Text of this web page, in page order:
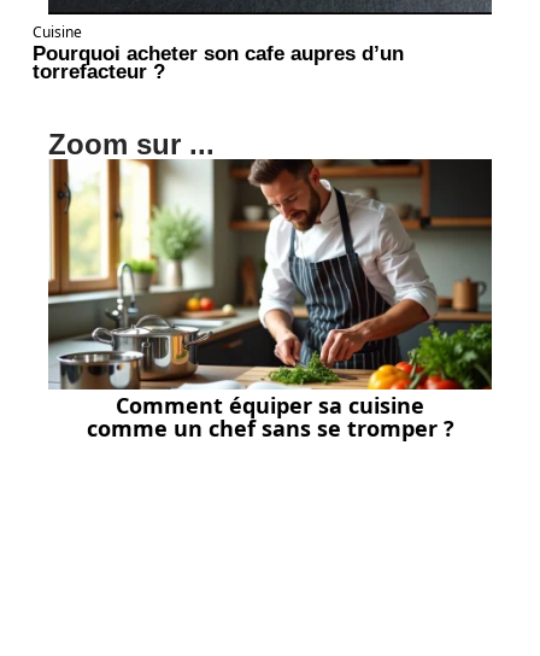
Cuisine
Pourquoi acheter son cafe aupres d’un
torrefacteur ?
Zoom sur ...
Comment équiper sa cuisine
comme un chef sans se tromper ?